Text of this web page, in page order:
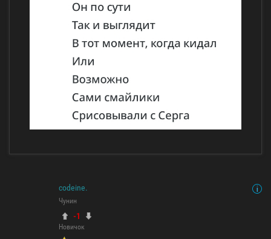
cоdеinе.
Чунин
-1
Новичок